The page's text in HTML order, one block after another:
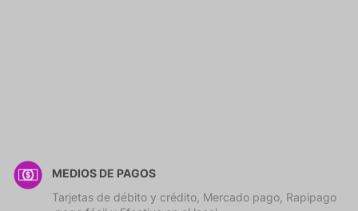
MEDIOS DE PAGOS
Tarjetas de débito y crédito, Mercado pago, Rapipago